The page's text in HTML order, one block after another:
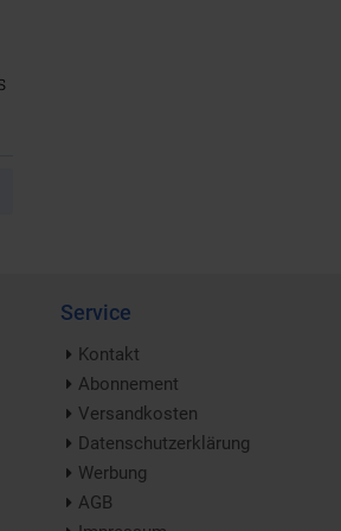
Service
Kontakt
Abonnement
Versandkosten
Datenschutzerklärung
Werbung
AGB